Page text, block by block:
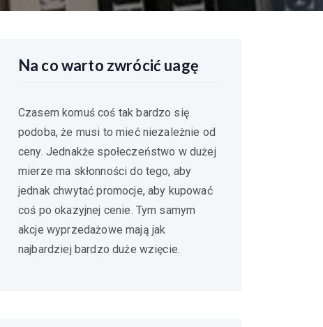
Na co warto zwrócić uagę
Czasem komuś coś tak bardzo się
podoba, że musi to mieć niezależnie od
ceny. Jednakże społeczeństwo w dużej
mierze ma skłonności do tego, aby
jednak chwytać promocje, aby kupować
coś po okazyjnej cenie. Tym samym
akcje wyprzedażowe mają jak
najbardziej bardzo duże wzięcie.